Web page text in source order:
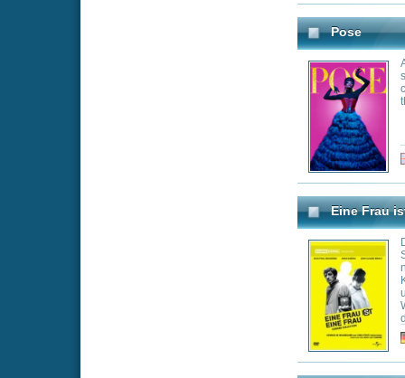
dieser nicht
Genre:
West Side Story
Im Ghetto zu
die von weißen
leiden. Als der
Zeichens
entdeckt, ist ein
Genre:
Weiße Weihnachten
Die zwei
während des
Während einer
das Lied White
Lager
Mauer weg und
Genre:
Winnie Puuh
Eigentlich ist die